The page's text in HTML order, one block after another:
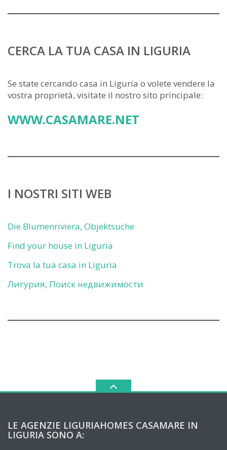
CERCA LA TUA CASA IN LIGURIA
Se state cercando casa in Liguria o volete vendere la
vostra proprietà, visitate il nostro sito principale:
WWW.CASAMARE.NET
I NOSTRI SITI WEB
Die Blumenriviera, Objektsuche
Find your house in Liguria
Trova la tua casa in Liguria
Лигурия, Поиск недвижимости
LE AGENZIE LIGURIAHOMES CASAMARE IN
LIGURIA SONO A: